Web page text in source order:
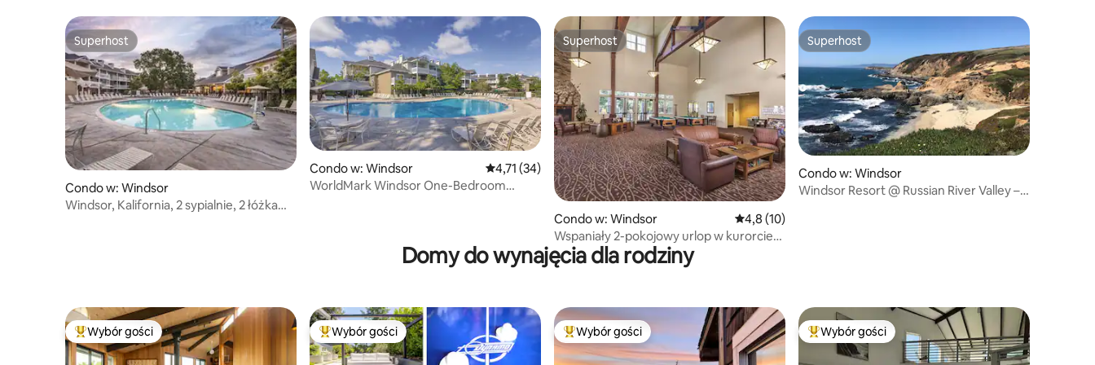
Superhost
Superhost
Condo w: Windsor
Windsor, Kalifornia, 2 sypialnie, 2 łóżka
Condo w: Windsor Średnia ocena: 4,71 na 5, liczba recenzji: 34
4,71 (34)
WorldMark Windsor One-Bedroom
Superhost
Superhost
Condo w: Windsor Średnia ocena: 4,8 na 5, liczba recenzji: 10
4,8 (10)
Wspaniały 2-pokojowy urlop w kurorcie
Sweet Wine Country/Golf
Superhost
Superhost
Condo w: Windsor
Windsor Resort @ Russian River Valley –
Domy do wynajęcia dla rodziny
Najpopularniejsze z kategorii Wybór gości
Wybór gości Najpopularniejsze z kategorii Wybór gości
Wybór gości Najpopularniejsze z kategorii Wybór gości
Wybór gości Najpopularniejsze z kategorii Wybór gości
Wybór gości